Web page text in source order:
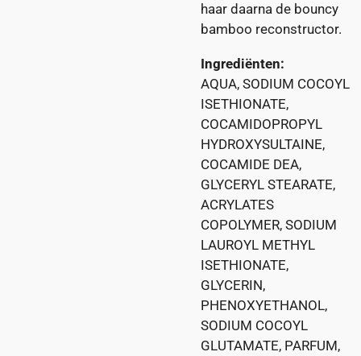
haar daarna de bouncy
bamboo reconstructor.
Ingrediënten:
AQUA, SODIUM COCOYL
ISETHIONATE,
COCAMIDOPROPYL
HYDROXYSULTAINE,
COCAMIDE DEA,
GLYCERYL STEARATE,
ACRYLATES
COPOLYMER, SODIUM
LAUROYL METHYL
ISETHIONATE,
GLYCERIN,
PHENOXYETHANOL,
SODIUM COCOYL
GLUTAMATE, PARFUM,